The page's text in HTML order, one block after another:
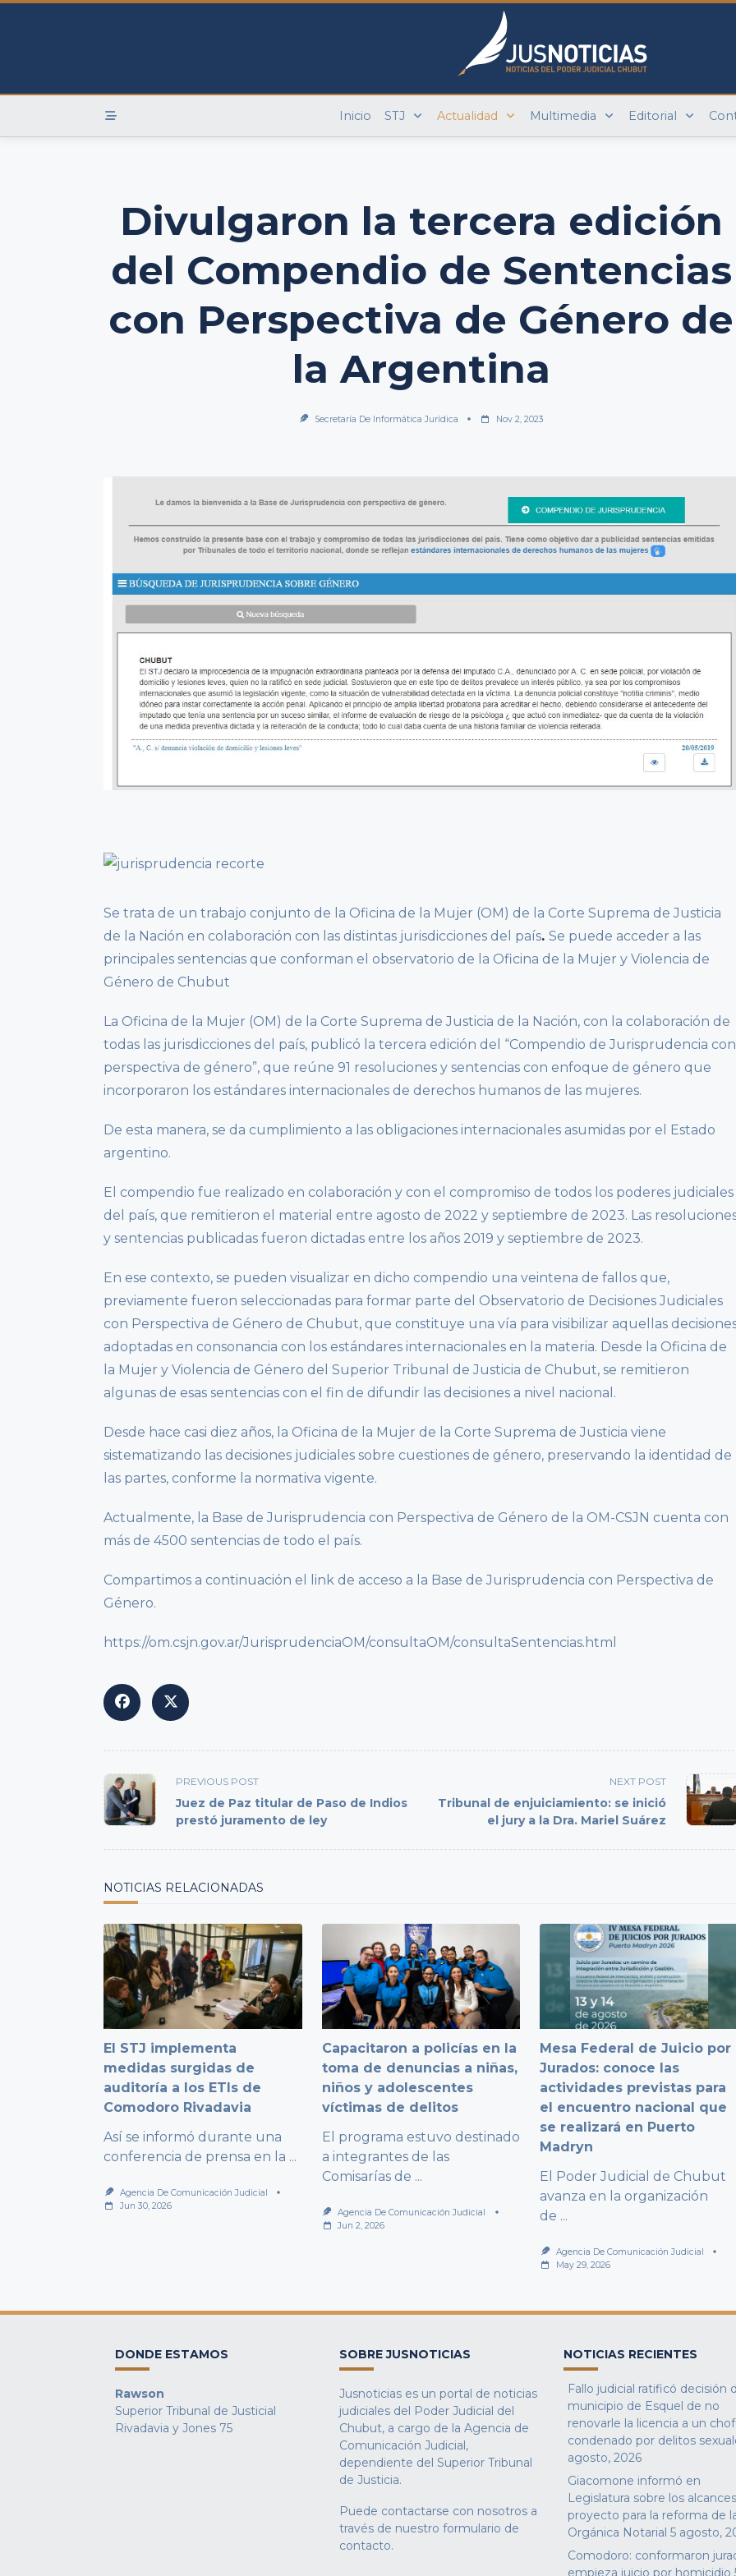
Skip
Inicio STJ Actualidad Multimedia Editorial
Divulgaron la tercera edición
del Compendio de Sentencias
con Perspectiva de Género de
la Argentina
Secretaría De Informática Jurídica Nov 2, 2023
Se trata de un trabajo conjunto de la Oficina de la Mujer (OM) de la Corte Suprema de Justicia
de la Nación en colaboración con las distintas jurisdicciones del país. Se puede acceder a las
principales sentencias que conforman el observatorio de la Oficina de la Mujer y Violencia de
Género de Chubut
La Oficina de la Mujer (OM) de la Corte Suprema de Justicia de la Nación, con la colaboración de
todas las jurisdicciones del país, publicó la tercera edición del “Compendio de Jurisprudencia con
perspectiva de género”, que reúne 91 resoluciones y sentencias con enfoque de género que
incorporaron los estándares internacionales de derechos humanos de las mujeres.
De esta manera, se da cumplimiento a las obligaciones internacionales asumidas por el Estado
argentino.
El compendio fue realizado en colaboración y con el compromiso de todos los poderes judiciales
del país, que remitieron el material entre agosto de 2022 y septiembre de 2023. Las
y sentencias publicadas fueron dictadas entre los años 2019 y septiembre de 2023.
En ese contexto, se pueden visualizar en dicho compendio una veintena de fallos que,
previamente fueron seleccionadas para formar parte del Observatorio de Decisiones Judiciales
con Perspectiva de Género de Chubut, que constituye una vía para visibilizar aquellas
adoptadas en consonancia con los estándares internacionales en la materia. Desde la Oficina de
la Mujer y Violencia de Género del Superior Tribunal de Justicia de Chubut, se remitieron
algunas de esas sentencias con el fin de difundir las decisiones a nivel nacional.
Desde hace casi diez años, la Oficina de la Mujer de la Corte Suprema de Justicia viene
sistematizando las decisiones judiciales sobre cuestiones de género, preservando la identidad de
las partes, conforme la normativa vigente.
Actualmente, la Base de Jurisprudencia con Perspectiva de Género de la OM-CSJN cuenta con
más de 4500 sentencias de todo el país.
Compartimos a continuación el link de acceso a la Base de Jurisprudencia con Perspectiva de
Género.
https://om.csjn.gov.ar/JurisprudenciaOM/consultaOM/consultaSentencias.html
<span
class="nav-
subtitle
PREVIOUS POST
Juez de Paz titular de Paso de Indios
prestó juramento de ley
NEXT POST
Tribunal de enjuiciamiento: se inició
el jury a la Dra. Mariel Suárez
NOTICIAS RELACIONADAS
El STJ implementa
medidas surgidas de
auditoría a los ETIs de
Comodoro Rivadavia
Así se informó durante una
conferencia de prensa en la ...
Agencia De Comunicación Judicial
Jun 30, 2026
Capacitaron a policías en la
toma de denuncias a niñas,
niños y adolescentes
víctimas de delitos
El programa estuvo destinado
a integrantes de las
Comisarías de ...
Agencia De Comunicación Judicial
Jun 2, 2026
Mesa Federal de Juicio por
Jurados: conoce las
actividades previstas para
el encuentro nacional que
se realizará en Puerto
Madryn
El Poder Judicial de Chubut
avanza en la organización
de ...
Agencia De Comunicación Judicial
May 29, 2026
DONDE ESTAMOS
Rawson
Superior Tribunal de Justicial
Rivadavia y Jones 75
SOBRE JUSNOTICIAS
Jusnoticias es un portal de noticias
judiciales del Poder Judicial del
Chubut, a cargo de la Agencia de
Comunicación Judicial,
dependiente del Superior Tribunal
de Justicia.
Puede contactarse con nosotros a
través de nuestro formulario de
contacto.
NOTICIAS RECIENTES
Fallo judicial ratificó decisión
municipio de Esquel de no
renovarle la licencia a un
condenado por delitos
agosto, 2026
Giacomone informó en
Legislatura sobre los
proyecto para la reforma de
Orgánica Notarial 5 agosto,
Comodoro: conformaron
empieza juicio por homicidio